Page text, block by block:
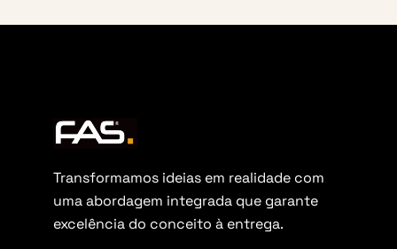
Transformamos ideias em realidade com
uma abordagem integrada que garante
excelência do conceito à entrega.